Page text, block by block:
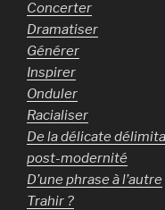
Concerter
Dramatiser
Générer
Inspirer
Onduler
Racialiser
De la délicate
post-modernité
D’une phrase à l’autre
Trahir ?